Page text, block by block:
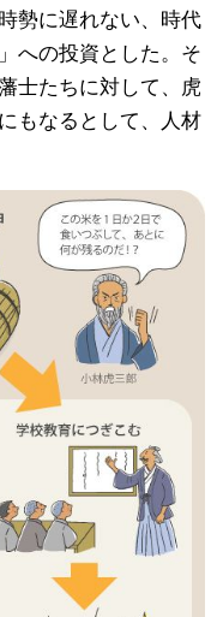
勢に遅れない、時代
への投資とした。そ
士たちに対して、虎
もなるとして、人材